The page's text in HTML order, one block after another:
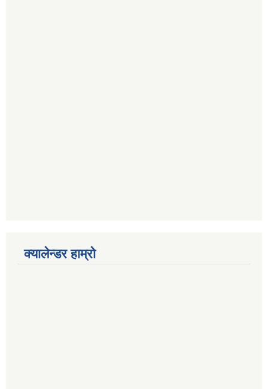
क्यालेन्डर हाम्रो